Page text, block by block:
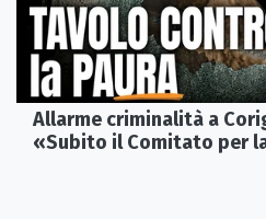
Allarme criminalità a
«Subito il Comitato per